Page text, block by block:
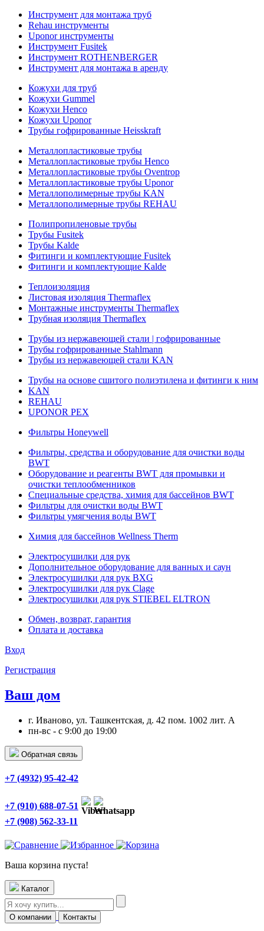
Инструмент для монтажа труб
Rehau инструменты
Uponor инструменты
Инструмент Fusitek
Инструмент ROTHENBERGER
Инструмент для монтажа в аренду
Кожухи для труб
Кожухи Gummel
Кожухи Henco
Кожухи Uponor
Трубы гофрированные Heisskraft
Металлопластиковые трубы
Металлопластиковые трубы Henco
Металлопластиковые трубы Oventrop
Металлопластиковые трубы Uponor
Металлополимерные трубы KAN
Металлополимерные трубы REHAU
Полипропиленовые трубы
Трубы Fusitek
Трубы Kalde
Фитинги и комплектующие Fusitek
Фитинги и комплектующие Kalde
Теплоизоляция
Листовая изоляция Thermaflex
Монтажные инструменты Thermaflex
Трубная изоляция Thermaflex
Трубы из нержавеющей стали | гофрированные
Трубы гофрированные Stahlmann
Трубы из нержавеющей стали KAN
Трубы на основе сшитого полиэтилена и фитинги к ним
KAN
REHAU
UPONOR PEX
Фильтры Honeywell
Фильтры, средства и оборудование для очистки воды
BWT
Оборудование и реагенты BWT для промывки и
очистки теплообменников
Специальные средства, химия для бассейнов BWT
Фильтры для очистки воды BWT
Фильтры умягчения воды BWT
Химия для бассейнов Wellness Therm
Электросушилки для рук
Дополнительное оборудование для ванных и саун
Электросушилки для рук BXG
Электросушилки для рук Clage
Электросушилки для рук STIEBEL ELTRON
Обмен, возврат, гарантия
Оплата и доставка
Вход
Регистрация
Ваш дом
г. Иваново, ул. Ташкентская, д. 42 пом. 1002 лит. А
пн-вс - с 9:00 до 19:00
Обратная связь
+7 (4932) 95-42-42
+7 (910) 688-07-51
+7 (908) 562-33-11
Ваша корзина пуста!
Каталог
О компании Контакты